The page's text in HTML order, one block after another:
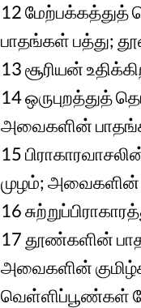
12
பாதங்கள் பத்து;
13சூரியன்
14ஒருபுறத்துத்
அவைகளின்
15
முழம்;
16
17தூண்களின்
அவைகளின்
வெள்ளிப்பூண்கள்